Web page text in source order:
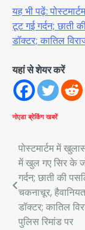
यह भी पढ़ें:
टूट गई गर्दन; छाती
डॉक्टर; कातिल
यहां से शेयर करें
नोएडा ब्रेकिंग खबरें
Post
पोस्टमार्टम में
में खुल गए सिर के
गर्दन; छाती की
चकनाचूर,
डॉक्टर; कातिल
पुलिस रिमांड पर